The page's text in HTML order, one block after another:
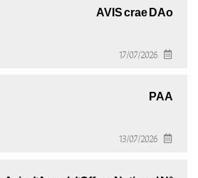
AVIS crae DAo
17/07/2026
PAA
13/07/2026